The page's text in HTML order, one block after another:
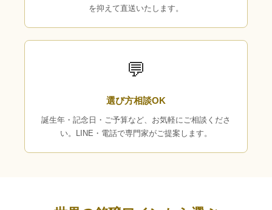
を抑えて直送いたします。
💬
選び方相談OK
誕生年・記念日・ご予算など、お気軽にご相談くださ
い。LINE・電話で専門家がご提案します。